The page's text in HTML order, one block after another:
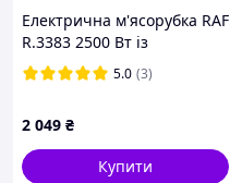
Електрична м'ясорубка RAF
R.3383 2500 Вт із
соковичавницею і
насадками для ковбас, 3 в
5.0 (3)
2 049 ₴
Купити